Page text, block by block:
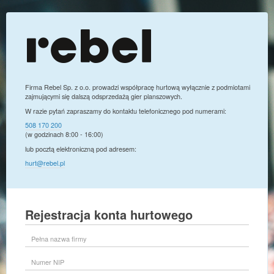
Firma Rebel Sp. z o.o. prowadzi współpracę hurtową wyłącznie z podmiotami
zajmującymi się dalszą odsprzedażą gier planszowych.
W razie pytań zapraszamy do kontaktu telefonicznego pod numerami:
508 170 200
(w godzinach 8:00 - 16:00)
lub pocztą elektroniczną pod adresem:
hurt@rebel.pl
Rejestracja konta hurtowego
nazwa
NIP